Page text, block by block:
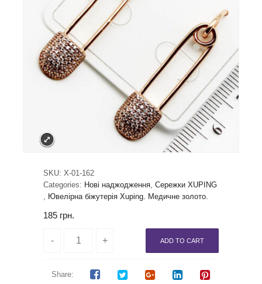
SKU: X-01-162
Categories: Нові наджодження, Сережки XUPING
, Ювелірна біжутерія Xuping. Медичне золото.
185 грн.
ADD TO CART
Share: